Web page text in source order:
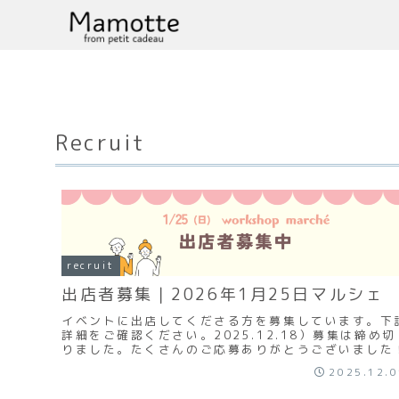
Recruit
recruit
出店者募集｜2026年1月25日マルシェ
イベントに出店してくださる方を募集しています。下
詳細をご確認ください。2025.12.18）募集は締め切
りました。たくさんのご応募ありがとうございました！